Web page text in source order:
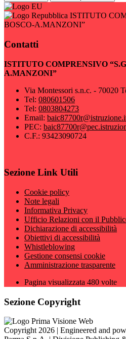
ISTITUTO
BOSCO-A.MANZONI”
Contatti
ISTITUTO COMPRENSIVO
A.MANZONI”
Via Montessori s.n.c. - 70020
Tel: 080601506
Tel: 0803804273
Email:
PEC:
C.F.: 93423090724
Sezione Link Utili
Cookie policy
Note legali
Informativa Privacy
Ufficio Relazioni con il
Dichiarazione di accessibilità
Obiettivi di accessibilità
Whistleblowing
Gestione consensi cookie
Amministrazione trasparente
Pagina visualizzata 480 volte
Sezione Copyright
Copyright 2026 | Engineered and